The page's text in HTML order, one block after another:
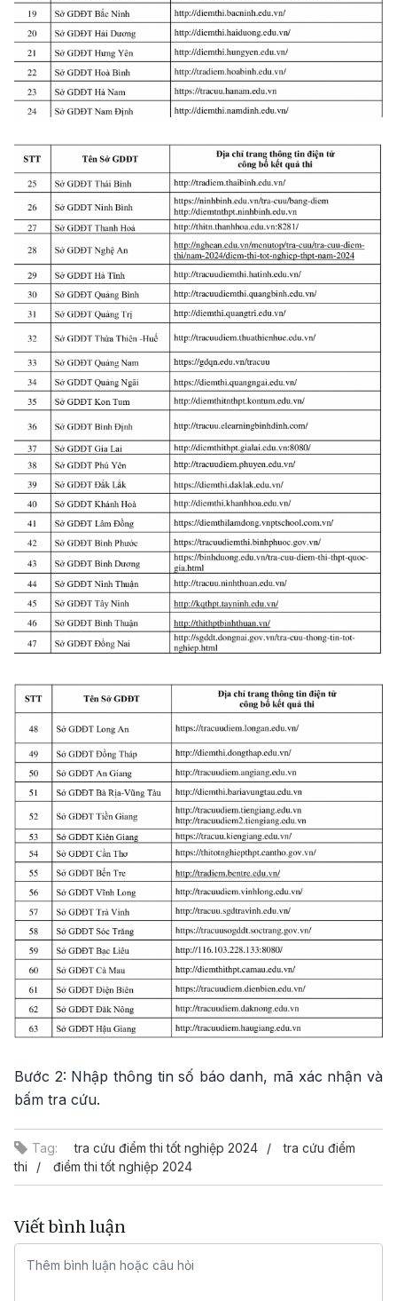
Bước 2: Nhập thông tin số báo danh, mã xác nhận và
bấm tra cứu.
Tag: tra cứu điểm thi tốt nghiệp 2024
tra cứu điểm
thi
điểm thi tốt nghiệp 2024
Viết bình luận